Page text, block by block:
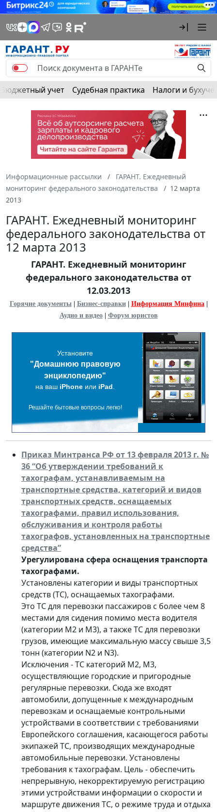
Бюджетный учет Судебная практика Налоги и
Информационные рассылки
ГАРАНТ. Ежедневный
мониторинг федерального законодательства
12 марта
2013
ГАРАНТ. Ежедневный мониторинг
федерального законодательства от
12 марта 2013
ГАРАНТ. Ежедневный мониторинг
федерального законодательства от
12.03.2013
Горячие документы| Бизнес-справки| Информация Минфина|
Аудио и видео| Форум юристов
Установите
"Домашнюю правовую
энциклопедию"
на ваш iPhone или iPad
Решайте бытовые вопросы легко!
Приказ Минтранса РФ от 13 февраля 2013 г. №
36 “Об утверждении требований к
тахографам, устанавливаемым на
транспортные средства, категорий и видов
транспортных средств, оснащаемых
тахографами, правил использования,
обслуживания и контроля работы
тахографов, установленных на транспортные
средства”
Урегулирована сфера оснащения транспорта
тахографами.
Установлены категории и виды транспортных
средств (ТС), оснащаемых тахографами.
Это ТС для перевозки пассажиров с более чем 8
местами для сидения помимо места водителя
(категории М2 и М3), а также ТС для перевозки
грузов, имеющие максимальную массу свыше 3,5
тонн (категории N2 и N3).
Исключения - ТС категорий М2, М3,
осуществляющие городские и пригородные
регулярные перевозки. Сюда же входят
автомобили, допущенные к международным
перевозкам и оснащаемые контрольными
устройствами в соответствии с требованиями
Европейского соглашения, касающегося работы
экипажей ТС, производящих международные
автомобильные перевозки. Установлены
требования к тахографам. Цель - обеспечить
непрерывную, некорректируемую регистрацию
этими устройствами информации о скорости и
маршруте движения ТС, о режиме труда и отдыха